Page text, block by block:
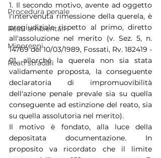
Procedura penale
Reati ambientali
Minorenni
Reati stradali
1. Il secondo motivo, avente ad oggetto
l'intervenuta rimessione della querela, è
pregiudiziale rispetto al primo, diretto
all'assoluzione nel merito (v. Sez. 5, n.
14769 del 10/03/1989, Fossati, Rv. 182419 -
01, allorché la querela non sia stata
validamente proposta, la conseguente
declaratoria di impromuovibilità
dell'azione penale prevale sia su quella
conseguente ad estinzione del reato, sia
su quella assolutoria nel merito).
Il motivo è fondato, alla luce della
depositata documentazione. In
proposito va ricordato che il limite